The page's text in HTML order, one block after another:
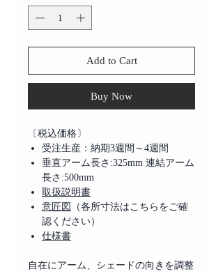
Add to Cart
Buy Now
〔税込価格〕
受注生産：納期3週間～4週間
垂直アーム長さ:325mm 連結アーム
長さ:500mm
取扱説明書
意匠図
（各所寸法はこちらをご確
認ください）
仕様書
自在にアーム、シェードの向きを調整